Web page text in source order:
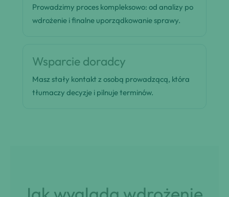
Prowadzimy proces kompleksowo: od analizy po
wdrożenie i finalne uporządkowanie sprawy.
Wsparcie doradcy
Masz stały kontakt z osobą prowadzącą, która
tłumaczy decyzje i pilnuje terminów.